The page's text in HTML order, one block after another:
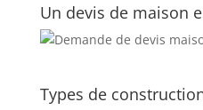
Un devis de maison
Types de